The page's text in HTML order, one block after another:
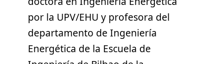
por la UPV/EHU y profesora del
departamento de Ingeniería
Energética de la Escuela de